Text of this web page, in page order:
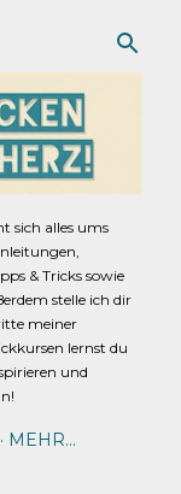
sich alles ums
& Tricks sowie
stelle ich dir
meiner
lernst du
und
MEHR…